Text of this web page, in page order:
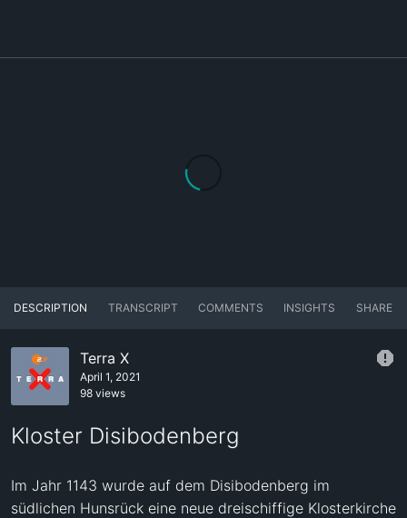
DESCRIPTION TRANSCRIPT COMMENTS INSIGHTS SHARE
Terra X
April 1, 2021
98 views
Kloster Disibodenberg
Im Jahr 1143 wurde auf dem Disibodenberg im
südlichen Hunsrück eine neue dreischiffige Klosterkirche